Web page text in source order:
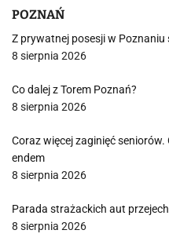
POZNAŃ
Z prywatnej posesji w Poznaniu
8 sierpnia 2026
Co dalej z Torem Poznań?
8 sierpnia 2026
Coraz więcej zaginięć
endem
8 sierpnia 2026
Parada strażackich aut
8 sierpnia 2026